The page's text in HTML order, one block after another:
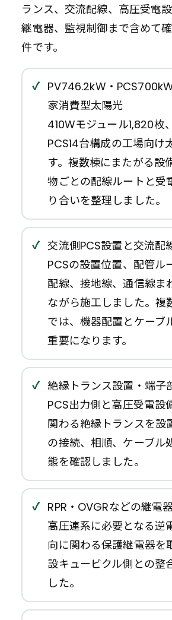
ランス、交流配線、高圧受電設
継電器、監視制御まで含めて
件です。
PV746.2kW・
家消費型太陽光
410Wモジュール1,820枚
PCS14台構成の工場向け
す。複数棟にまたがる設
物ごとの配線ルートと受
り合いを整理しました。
交流側PCS設置と交流配
PCSの設置位置、配管ル
配線、接地線、通信線ま
ながら施工しました。複
では、機器配置とケーブ
重要になります。
絶縁トランス設置・端子
PCS出力側と高圧受電設
関わる絶縁トランスを設
の接続、相順、ケーブル
態を確認しました。
RPR・OVGRなどの継電
高圧連系に必要となる逆
向に関わる保護継電器を
設キュービクル側との整
した。